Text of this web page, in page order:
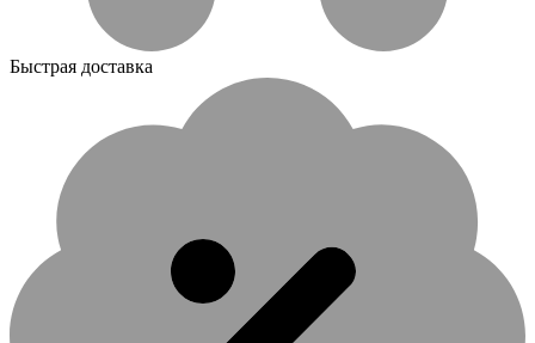
Быстрая доставка